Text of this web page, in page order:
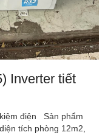
Inverter tiết
điện Sản phẩm
tích phòng 12m2,